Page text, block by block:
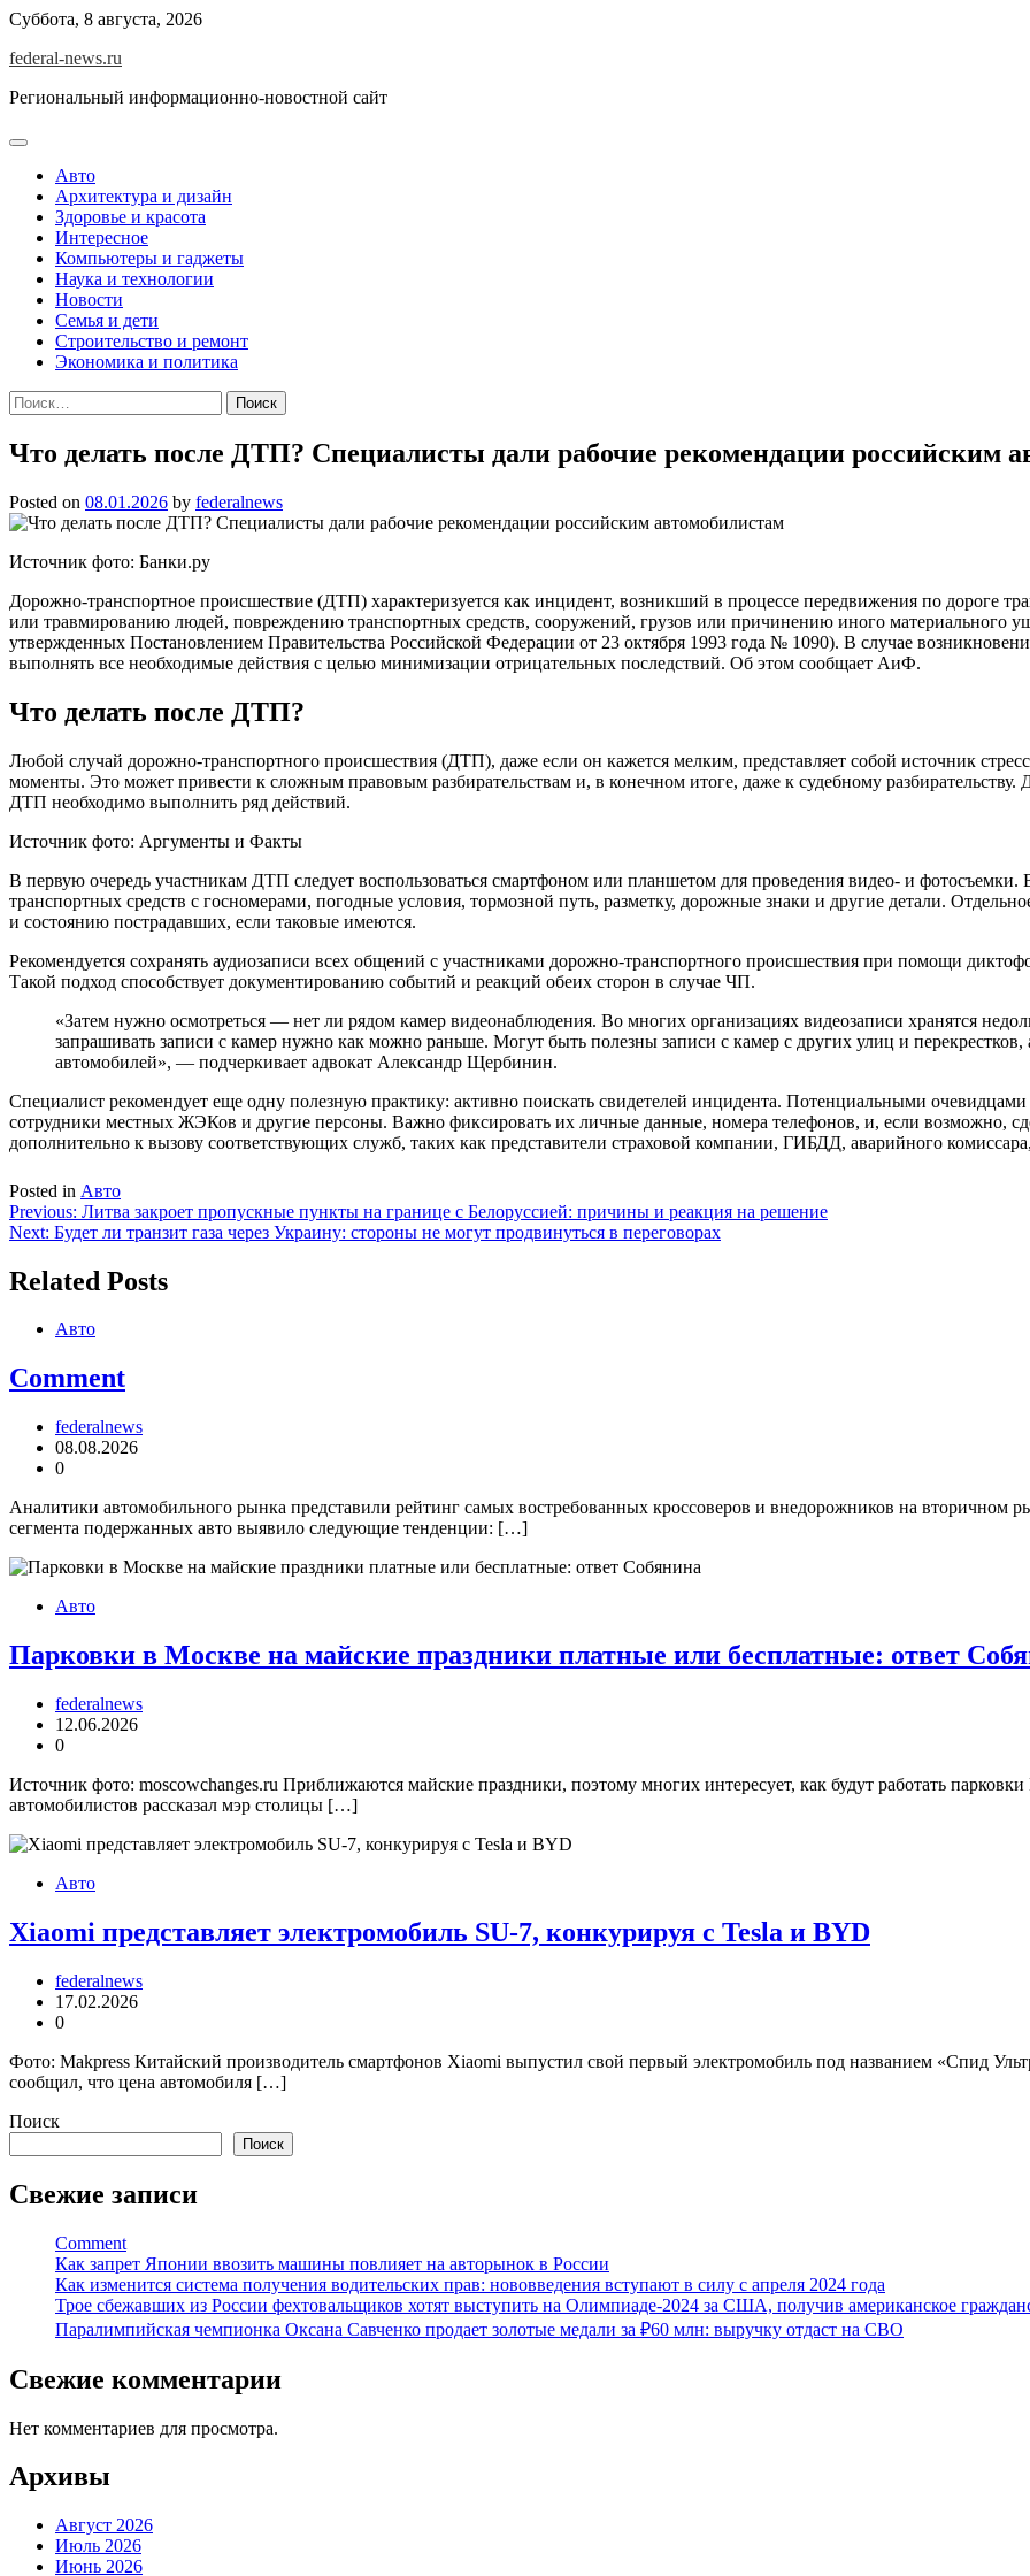
Skip
content
Суббота, 8 августа, 2026
federal-news.ru
Региональный информационно-новостной сайт
Авто
Архитектура и дизайн
Здоровье и красота
Интересное
Компьютеры и гаджеты
Наука и технологии
Новости
Семья и дети
Строительство и ремонт
Экономика и политика
Найти:
Что делать после ДТП? Специалисты дали рабочие рекомендации российским
Posted on 08.01.2026 by federalnews
Источник фото: Банки.ру
Дорожно-транспортное происшествие (ДТП) характеризуется как инцидент, возникший в процессе передвижения по дороге
или травмированию людей, повреждению транспортных средств, сооружений, грузов или причинению иного материального
утвержденных Постановлением Правительства Российской Федерации от 23 октября 1993 года № 1090). В случае
выполнять все необходимые действия с целью минимизации отрицательных последствий. Об этом сообщает АиФ.
Что делать после ДТП?
Любой случай дорожно-транспортного происшествия (ДТП), даже если он кажется мелким, представляет собой источник
моменты. Это может привести к сложным правовым разбирательствам и, в конечном итоге, даже к судебному разбирательству.
ДТП необходимо выполнить ряд действий.
Источник фото: Аргументы и Факты
В первую очередь участникам ДТП следует воспользоваться смартфоном или планшетом для проведения видео- и фотосъемки.
транспортных средств с госномерами, погодные условия, тормозной путь, разметку, дорожные знаки и другие детали.
и состоянию пострадавших, если таковые имеются.
Рекомендуется сохранять аудиозаписи всех общений с участниками дорожно-транспортного происшествия при помощи
Такой подход способствует документированию событий и реакций обеих сторон в случае ЧП.
«Затем нужно осмотреться — нет ли рядом камер видеонаблюдения. Во многих организациях видеозаписи хранятся
запрашивать записи с камер нужно как можно раньше. Могут быть полезны записи с камер с других улиц и перекрестков,
автомобилей», — подчеркивает адвокат Александр Щербинин.
Специалист рекомендует еще одну полезную практику: активно поискать свидетелей инцидента. Потенциальными
сотрудники местных ЖЭКов и другие персоны. Важно фиксировать их личные данные, номера телефонов, и, если возможно,
дополнительно к вызову соответствующих служб, таких как представители страховой компании, ГИБДД, аварийного
Posted in Авто
Навигация
по
записям
Previous: Литва закроет пропускные пункты на границе с Белоруссией: причины и реакция на решение
Next: Будет ли транзит газа через Украину: стороны не могут продвинуться в переговорах
Related Posts
Авто
Comment
federalnews
08.08.2026
0
Аналитики автомобильного рынка представили рейтинг самых востребованных кроссоверов и внедорожников на вторичном
сегмента подержанных авто выявило следующие тенденции: […]
Авто
Парковки в Москве на майские праздники платные или бесплатные: ответ
federalnews
12.06.2026
0
Источник фото: moscowchanges.ru Приближаются майские праздники, поэтому многих интересует, как будут работать
автомобилистов рассказал мэр столицы […]
Авто
Xiaomi представляет электромобиль SU-7, конкурируя с Tesla и BYD
federalnews
17.02.2026
0
Фото: Makpress Китайский производитель смартфонов Xiaomi выпустил свой первый электромобиль под названием «Спид
сообщил, что цена автомобиля […]
Поиск
Поиск
Свежие записи
Comment
Как запрет Японии ввозить машины повлияет на авторынок в России
Как изменится система получения водительских прав: нововведения вступают в силу с апреля 2024 года
Трое сбежавших из России фехтовальщиков хотят выступить на Олимпиаде-2024 за США, получив американское
Паралимпийская чемпионка Оксана Савченко продает золотые медали за ₽60 млн: выручку отдаст на СВО
Свежие комментарии
Нет комментариев для просмотра.
Архивы
Август 2026
Июль 2026
Июнь 2026